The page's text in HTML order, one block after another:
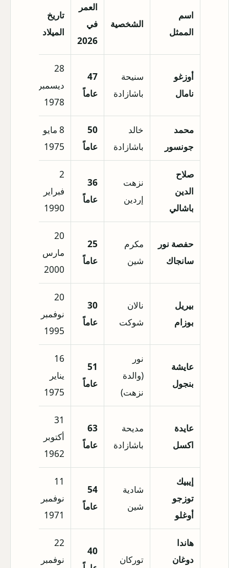
اسم
الممثل
الشخصية
العمر
في
2026
تاريخ
الميلاد
أوزغو
نامال
سنيحة
باشازادة
47
عاماً
28
ديسمبر
1978
محمد
جونسور
خالد
باشازادة
50
عاماً
8 مايو
1975
صلاح
الدين
باشالي
نزهت
إردين
36
عاماً
2
فبراير
1990
حفصة نور
سانجاك
مكرم
شين
25
عاماً
20
مارس
2000
بيريل
بوزام
نالان
شوكت
30
عاماً
20
نوفمبر
1995
عايشة
بنجول
نور
(والدة
نزهت)
51
عاماً
16
يناير
1975
عايدة
اكسل
مديحة
باشازادة
63
عاماً
31
أكتوبر
1962
إيبيك
توزجو
أوغلو
شادية
شين
54
عاماً
11
نوفمبر
1971
هاندا
دوغان
توركان
40
22
نوفمبر